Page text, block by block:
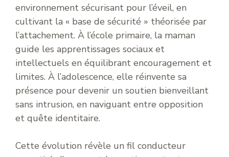
environnement sécurisant pour l’éveil, en
cultivant la « base de sécurité » théorisée par
l’attachement. À l’école primaire, la maman
guide les apprentissages sociaux et
intellectuels en équilibrant encouragement et
limites. À l’adolescence, elle réinvente sa
présence pour devenir un soutien bienveillant
sans intrusion, en naviguant entre opposition
et quête identitaire.
Cette évolution révèle un fil conducteur